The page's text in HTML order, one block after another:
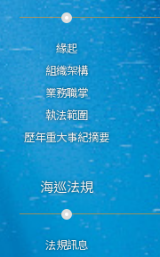
緣起
組織架構
業務職掌
執法範圍
歷年重大事紀摘要
海巡法規
法規訊息